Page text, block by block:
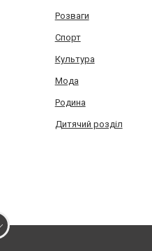
Розваги
Спорт
Культура
Мода
Родина
Дитячий розділ